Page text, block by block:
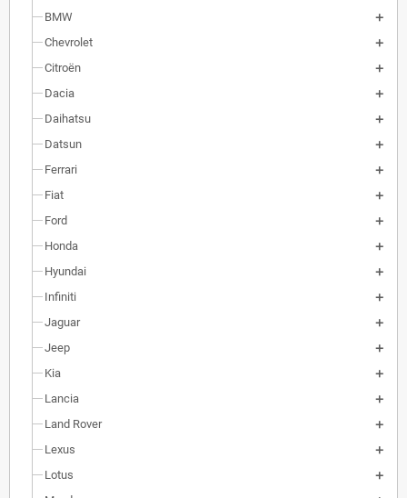
BMW
Chevrolet
Citroën
Dacia
Daihatsu
Datsun
Ferrari
Fiat
Ford
Honda
Hyundai
Infiniti
Jaguar
Jeep
Kia
Lancia
Land Rover
Lexus
Lotus